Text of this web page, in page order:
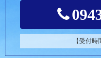
【受付